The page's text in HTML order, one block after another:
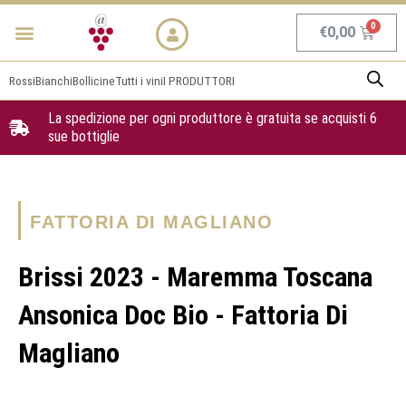
Vai
Menu €0,00
RossiBianchiBollicineTutti i viniI PRODUTTORI
La spedizione per ogni produttore è gratuita se acquisti 6
sue bottiglie
FATTORIA DI MAGLIANO
Brissi 2023 - Maremma Toscana
Ansonica Doc Bio - Fattoria Di
Magliano